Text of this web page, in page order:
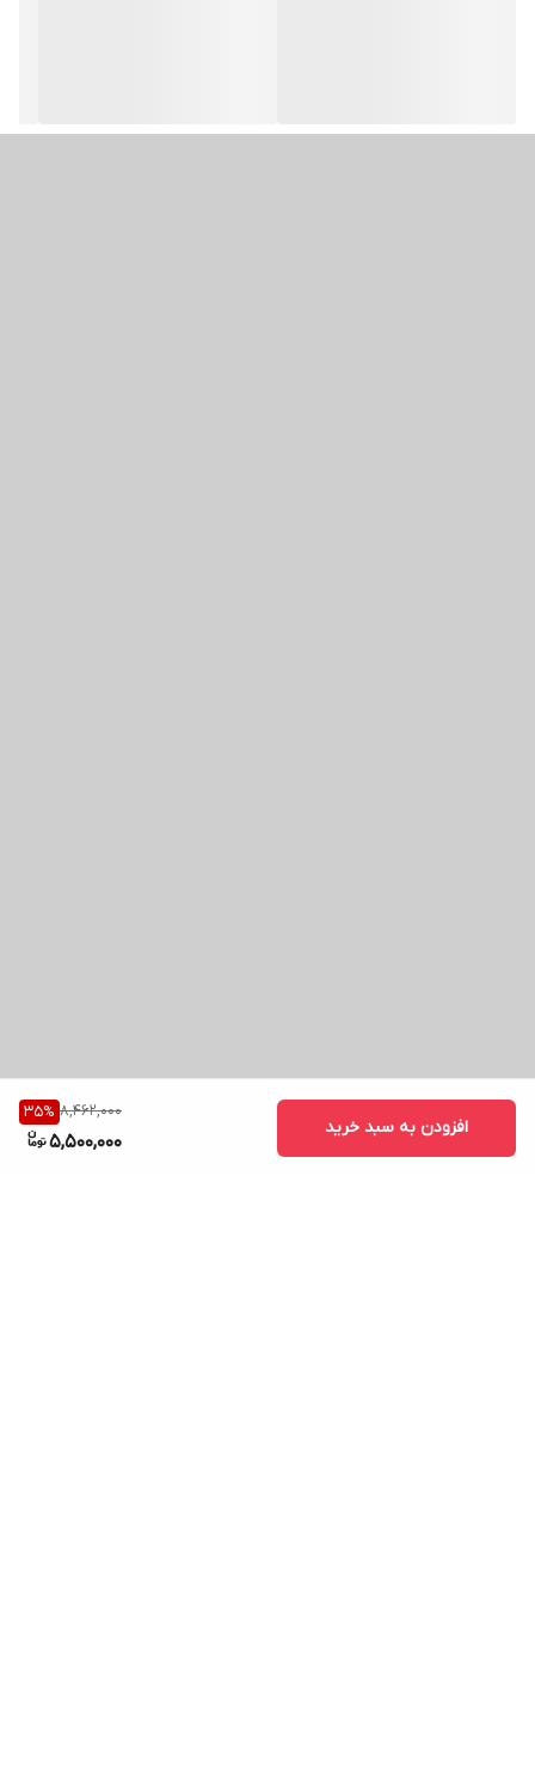
8,462,000
35%
5,500,000
افزودن به سبد خرید